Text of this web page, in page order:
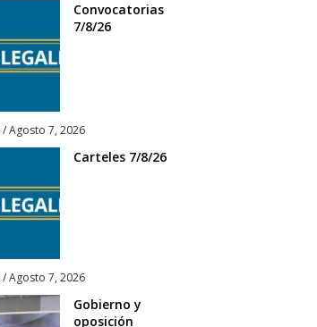
Convocatorias
7/8/26
/Agosto 7, 2026
Carteles 7/8/26
/Agosto 7, 2026
Gobierno y
oposición